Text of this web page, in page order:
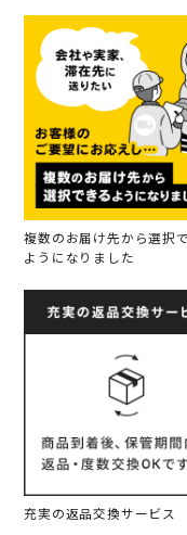
複数のお届け先から選択
ようになりました
充実の返品交換サービス